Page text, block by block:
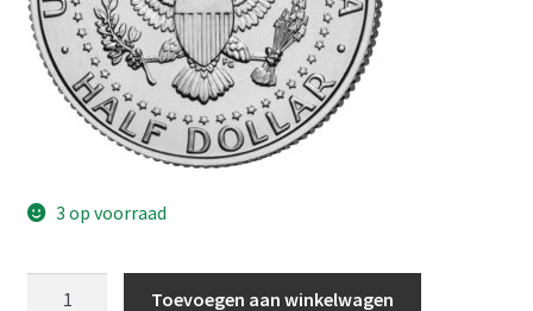
3 op voorraad
Toevoegen aan winkelwagen